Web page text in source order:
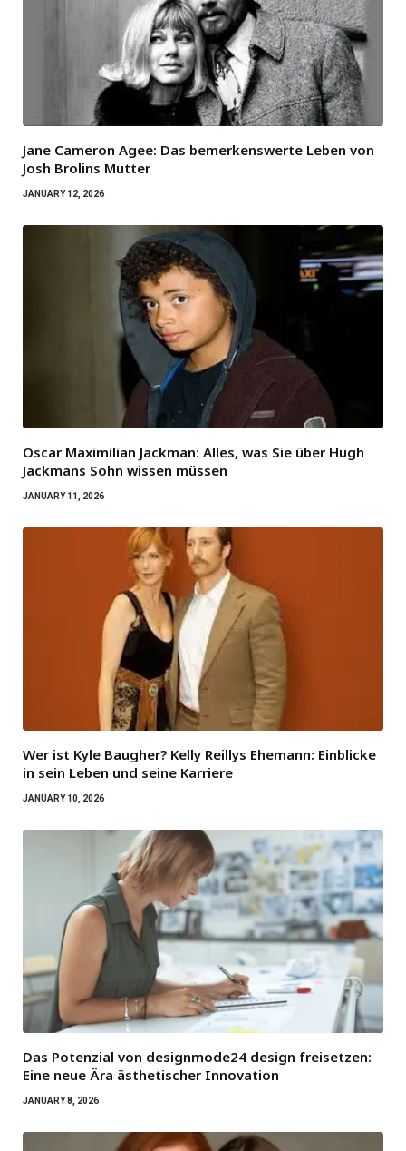
Jane Cameron Agee: Das bemerkenswerte Leben von
Josh Brolins Mutter
JANUARY 12, 2026
Oscar Maximilian Jackman: Alles, was Sie über Hugh
Jackmans Sohn wissen müssen
JANUARY 11, 2026
Wer ist Kyle Baugher? Kelly Reillys Ehemann: Einblicke
in sein Leben und seine Karriere
JANUARY 10, 2026
Das Potenzial von designmode24 design freisetzen:
Eine neue Ära ästhetischer Innovation
JANUARY 8, 2026